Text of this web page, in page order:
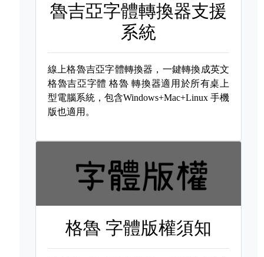
魯吉亞字體轉換器支援
系統
線上格魯吉亞字體轉換器，一鍵轉換成英文
格魯吉亞字體格魯 轉換器適用於所有桌上
型電腦系統，包含Windows+Mac+Linux 手機
版也適用。
格魯 字體版權須知